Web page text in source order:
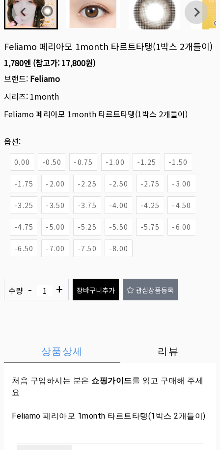
Feliamo 페리아모 1month 타르트타탱(1박스 2개들이)
1,780엔 (참고가: 17,800원)
브랜드: Feliamo
시리즈: 1month
Feliamo 페리아모 1month 타르트타탱(1박스 2개들이)
옵션:
0.00 -0.50 -0.75 -1.00 -1.25 -1.50
-1.75 -2.00 -2.25 -2.50 -2.75 -3.00
-3.25 -3.50 -3.75 -4.00 -4.25 -4.50
-4.75 -5.00 -5.25 -5.50 -5.75 -6.00
-6.50 -7.00 -7.50 -8.00
수량 - + 장바구니추가 관심상품등록
상품상세 리뷰
처음 구입하시는 분은 쇼핑가이드를 읽고 구매해 주세
요
Feliamo 페리아모 1month 타르트타탱(1박스 2개들이)